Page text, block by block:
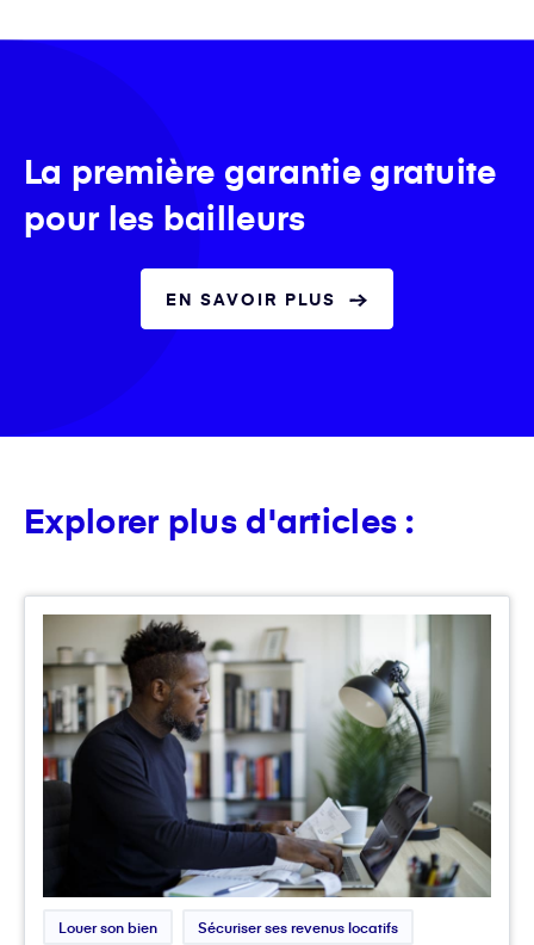
La première garantie gratuite
pour les bailleurs
EN SAVOIR PLUS
Explorer plus d'articles :
Louer son bien Sécuriser ses revenus locatifs